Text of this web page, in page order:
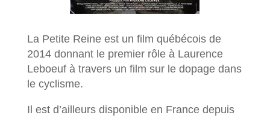
La Petite Reine est un film québécois de
2014 donnant le premier rôle à Laurence
Leboeuf à travers un film sur le dopage dans
le cyclisme.
Il est d’ailleurs disponible en France depuis